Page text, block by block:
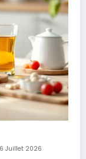
6 Juillet 2026